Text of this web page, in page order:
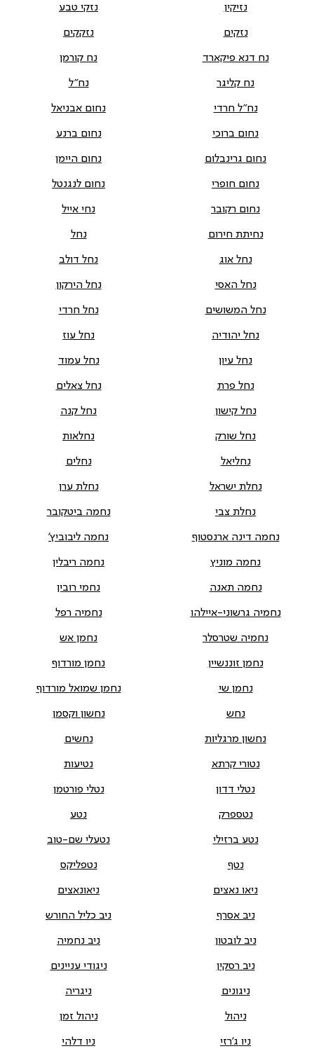
נזיקין נזקי טבע
נזקים נזקקים
נח דנא פיקארד נח קורמן
נח קליגר נח"ל
נח"ל חרדי נחום אבניאל
נחום ברוכי נחום ברנע
נחום גרינבלום נחום היימן
נחום חופרי נחום לנגנטל
נחום רקובר נחי אייל
נחיתת חירום נחל
נחל אוג נחל דולב
נחל האסי נחל הירקון
נחל המשושים נחל חרדי
נחל יהודיה נחל עוז
נחל עיון נחל עמוד
נחל פרת נחל צאלים
נחל קישון נחל קנה
נחל שורק נחלאות
נחליאל נחלים
נחלת ישראל נחלת ערן
נחלת צבי נחמה ביטקובר
נחמה דינה ארנסטוף נחמה ליבוביץ'
נחמה מוניץ נחמה ריבלין
נחמה תאנה נחמי רובין
נחמיה גרשוני-איילהו נחמיה רפל
נחמיה שטרסלר נחמן אש
נחמן זוננשיין נחמן מורדוף
נחמן שי נחמן שמואל מורדוף
נחש נחשון וקסמן
נחשון מרגליות נחשים
נטורי קרתא נטיעות
נטלי דדון נטלי פורטמן
נטספרק נטע
נטע ברזילי נטעלי שם-טוב
נטף נטפליקס
ניאו נאצים ניאונאצים
ניב אסרף ניב כליל החורש
ניב לובטון ניב נחמיה
ניב רסקין ניגודי עניינים
ניגונים ניגריה
ניהול ניהול זמן
ניו ג'רזי ניו דלהי